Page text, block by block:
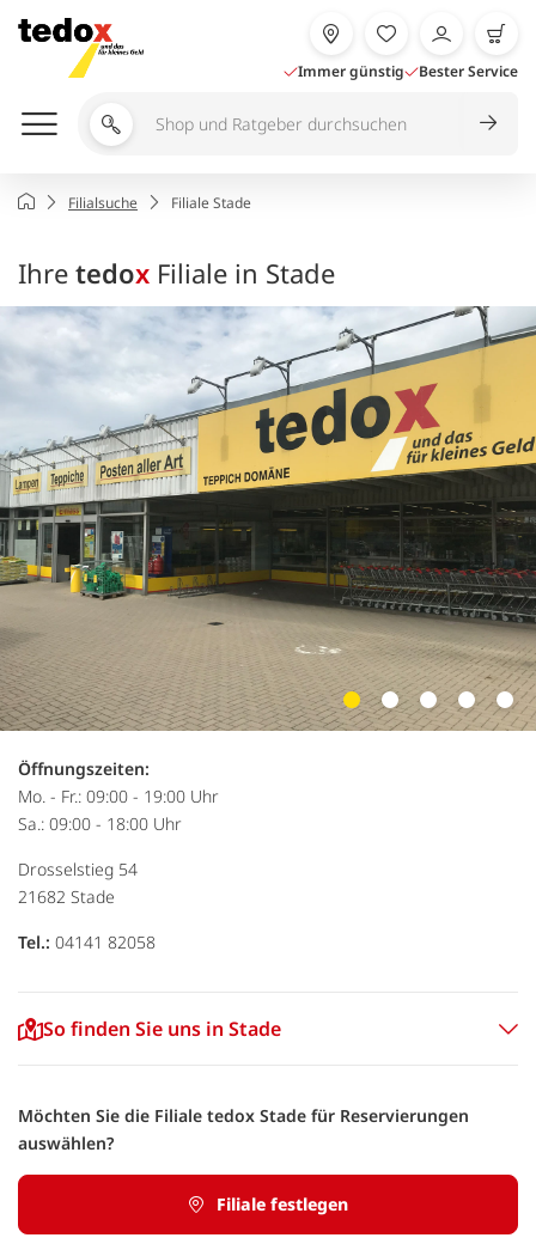
Inhalt
springen
Immer günstig Bester Service
Shop
durchsuchen
StartseiteFilialsuche Filiale Stade
Ihre tedox Filiale in Stade
Öffnungszeiten:
Mo. - Fr.: 09:00 - 19:00 Uhr
Sa.: 09:00 - 18:00 Uhr
Drosselstieg 54
21682 Stade
Tel.: 04141 82058
So finden Sie uns in Stade
Möchten Sie die Filiale tedox Stade für Reservierungen
auswählen?
Filiale festlegen